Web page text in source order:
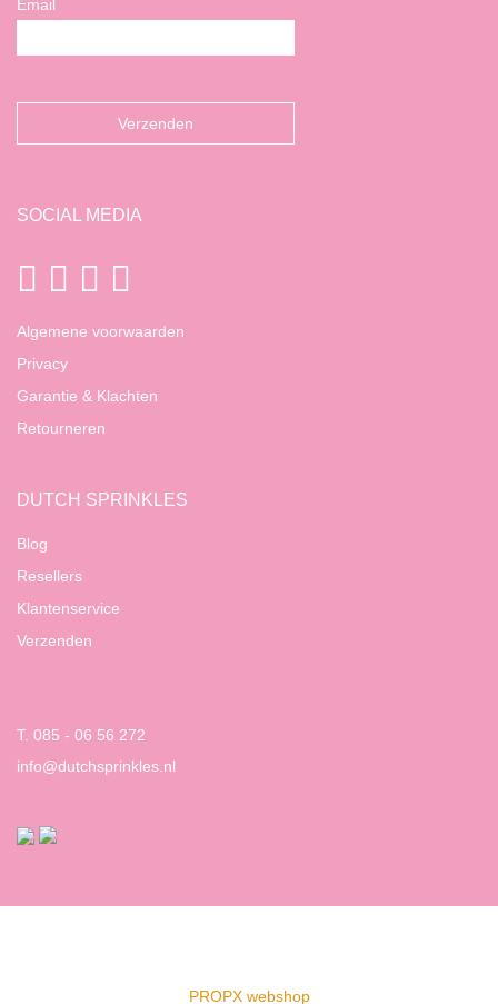
Email
SOCIAL MEDIA
Algemene voorwaarden
Privacy
Garantie & Klachten
Retourneren
DUTCH SPRINKLES
Blog
Resellers
Klantenservice
Verzenden
T. 085 - 06 56 272
info@dutchsprinkles.nl
PROPX webshop